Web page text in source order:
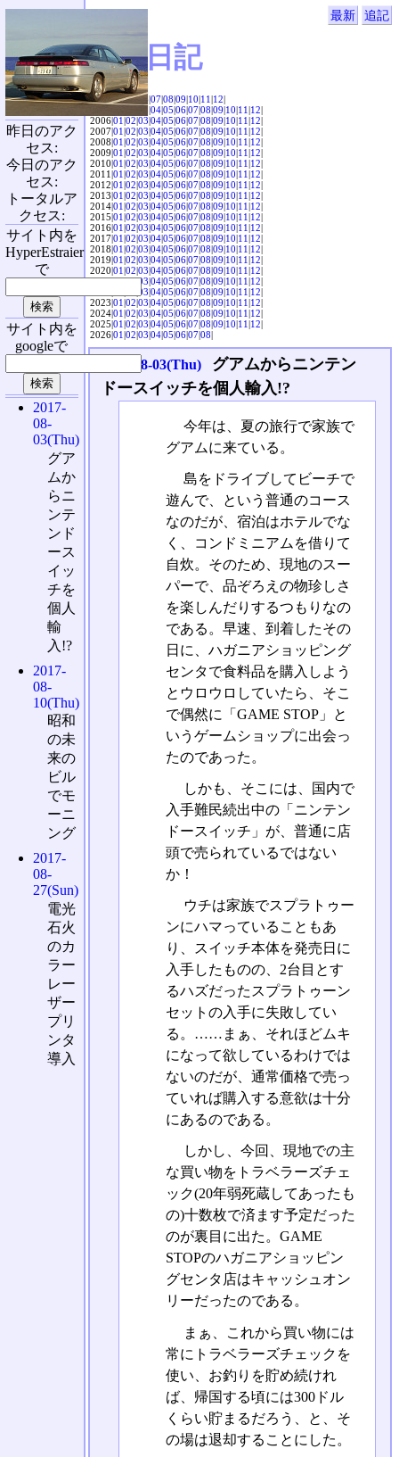
最新 追記
SVX日記
2004|04|05|06|07|08|09|10|11|12|
|04|05|06|07|08|09|10|11|12|
2006|01|02|03|04|05|06|07|08|09|10|11|12|
2007|01|02|03|04|05|06|07|08|09|10|11|12|
2008|01|02|03|04|05|06|07|08|09|10|11|12|
2009|01|02|03|04|05|06|07|08|09|10|11|12|
2010|01|02|03|04|05|06|07|08|09|10|11|12|
2011|01|02|03|04|05|06|07|08|09|10|11|12|
2012|01|02|03|04|05|06|07|08|09|10|11|12|
2013|01|02|03|04|05|06|07|08|09|10|11|12|
2014|01|02|03|04|05|06|07|08|09|10|11|12|
2015|01|02|03|04|05|06|07|08|09|10|11|12|
2016|01|02|03|04|05|06|07|08|09|10|11|12|
2017|01|02|03|04|05|06|07|08|09|10|11|12|
2018|01|02|03|04|05|06|07|08|09|10|11|12|
2019|01|02|03|04|05|06|07|08|09|10|11|12|
2020|01|02|03|04|05|06|07|08|09|10|11|12|
2021|01|02|03|04|05|06|07|08|09|10|11|12|
03|04|05|06|07|08|09|10|11|12|
2023|01|02|03|04|05|06|07|08|09|10|11|12|
2024|01|02|03|04|05|06|07|08|09|10|11|12|
2025|01|02|03|04|05|06|07|08|09|10|11|12|
2026|01|02|03|04|05|06|07|08|
2017-08-03(Thu)
グアムからニンテン
ドースイッチを個人輸入!?
今年は、夏の旅行で家族で
グアムに来ている。
島をドライブしてビーチで
遊んで、という普通のコース
なのだが、宿泊はホテルでな
く、コンドミニアムを借りて
自炊。そのため、現地のスー
パーで、品ぞろえの物珍しさ
を楽しんだりするつもりなの
である。早速、到着したその
日に、ハガニアショッピング
センタで食料品を購入しよう
とウロウロしていたら、そこ
で偶然に「GAME STOP」と
いうゲームショップに出会っ
たのであった。
しかも、そこには、国内で
入手難民続出中の「ニンテン
ドースイッチ」が、普通に店
頭で売られているではない
か！
ウチは家族でスプラトゥー
ンにハマっていることもあ
り、スイッチ本体を発売日に
入手したものの、2台目とす
るハズだったスプラトゥーン
セットの入手に失敗してい
る。……まぁ、それほどムキ
になって欲しているわけでは
ないのだが、通常価格で売っ
ていれば購入する意欲は十分
にあるのである。
しかし、今回、現地での主
な買い物をトラベラーズチェ
ック(20年弱死蔵してあったも
の)十数枚で済ます予定だった
のが裏目に出た。GAME
STOPのハガニアショッピン
グセンタ店はキャッシュオン
リーだったのである。
まぁ、これから買い物には
常にトラベラーズチェックを
使い、お釣りを貯め続けれ
ば、帰国する頃には300ドル
くらい貯まるだろう、と、そ
の場は退却することにした。
昨日のアク
セス:
今日のアク
セス:
トータルア
クセス:
サイト内を
HyperEstraier
で
サイト内を
googleで
2017-
08-
03(Thu)
グア
ムか
らニ
ンテ
ンド
ース
イッ
チを
個人
輸
入!?
2017-
08-
10(Thu)
昭和
の未
来の
ビル
でモ
ーニ
ング
2017-
08-
27(Sun)
電光
石火
のカ
ラー
レー
ザー
プリ
ンタ
導入